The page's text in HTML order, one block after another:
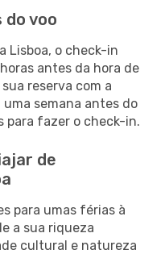
do voo
Lisboa, o check-in
antes da hora de
reserva com a
semana antes do
para fazer o check-in.
de
para umas férias à
a sua riqueza
cultural e natureza